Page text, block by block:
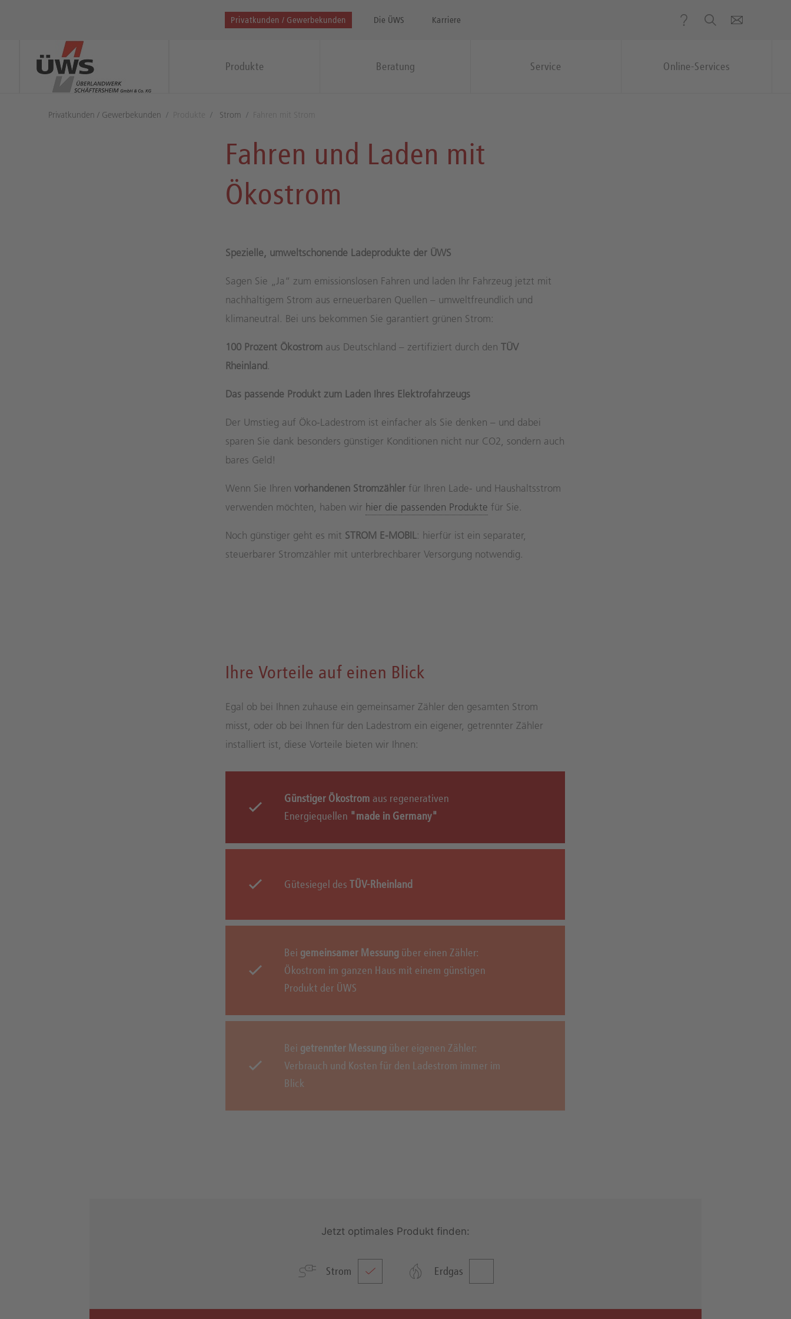
Privatkunden / Gewerbekunden Die ÜWS Karriere
Produkte Beratung Service Online-Services
Privatkunden / Gewerbekunden Strom
Fahren und Laden mit
Ökostrom
Spezielle, umweltschonende Ladeprodukte der ÜWS
Sagen Sie „Ja“ zum emissionslosen Fahren und laden Ihr Fahrzeug jetzt mit
nachhaltigem Strom aus erneuerbaren Quellen – umweltfreundlich und
klimaneutral. Bei uns bekommen Sie garantiert grünen Strom:
100 Prozent Ökostrom aus Deutschland – zertifiziert durch denTÜV
Rheinland .
Das passende Produkt zum Laden Ihres Elektrofahrzeugs
Der Umstieg auf Öko-Ladestrom ist einfacher als Sie denken – und dabei
sparen Sie dank besonders günstiger Konditionen nicht nur CO2, sondern auch
bares Geld!
Wenn Sie Ihrenvorhandenen Stromzähler für Ihren Lade- und Haushaltsstrom
verwenden möchten, haben wir hier die passenden Produkte für Sie.
Noch günstiger geht es mit STROM E-MOBIL: hierfür ist ein separater,
steuerbarer Stromzähler mit unterbrechbarer Versorgung notwendig.
Ihre Vorteile auf einen Blick
Egal ob bei Ihnen zuhause ein gemeinsamer Zähler den gesamten Strom
misst, oder ob bei Ihnen für den Ladestrom ein eigener, getrennter Zähler
installiert ist, diese Vorteile bieten wir Ihnen:
Günstiger Ökostrom aus regenerativen
Energiequellen "made in Germany"
Gütesiegel desTÜV-Rheinland
Bei gemeinsamer Messung über einen Zähler:
Ökostrom im ganzen Haus mit einem günstigen
Produkt der ÜWS
Bei getrennter Messung über eigenen Zähler:
Verbrauch und Kosten für den Ladestrom immer im
Blick
Jetzt optimales Produkt finden:
Strom Erdgas